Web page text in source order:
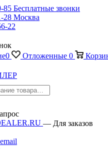
85 Бесплатные звонки
28 Москва
22
0 Отложенные 0
— Для заказов